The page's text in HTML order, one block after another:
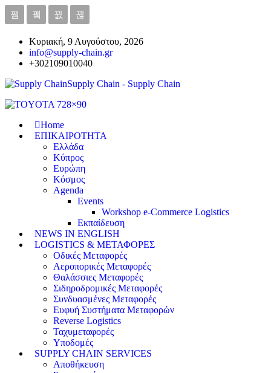
Κυριακή, 9 Αυγούστου, 2026
info@supply-chain.gr
+302109010040
Supply Chain - Supply Chain
Home
ΕΠΙΚΑΙΡΟΤΗΤΑ
Ελλάδα
Κύπρος
Ευρώπη
Κόσμος
Agenda
Events
Workshop e-Commerce Logistics
Εκπαίδευση
NEWS IN ENGLISH
LOGISTICS & ΜΕΤΑΦΟΡΕΣ
Οδικές Μεταφορές
Αεροπορικές Μεταφορές
Θαλάσσιες Μεταφορές
Σιδηροδρομικές Μεταφορές
Συνδυασμένες Μεταφορές
Ευφυή Συστήματα Μεταφορών
Reverse Logistics
Ταχυμεταφορές
Υποδομές
SUPPLY CHAIN SERVICES
Αποθήκευση